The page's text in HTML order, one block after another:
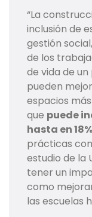
“La
inclusión de
gestión
de los
de vida de
pueden
espacios
que puede
hasta en
prácticas
estudio de la
tener un
como
las escuelas